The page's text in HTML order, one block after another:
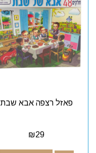
פאזל רצפה אבא שבת
₪29